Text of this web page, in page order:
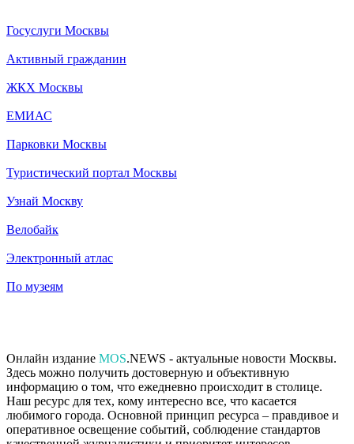
Госуслуги Москвы
Активный гражданин
ЖКХ Москвы
ЕМИАС
Парковки Москвы
Туристический портал Москвы
Узнай Москву
Велобайк
Электронный атлас
По музеям
Онлайн издание MOS.NEWS - актуальные новости Москвы.
Здесь можно получить достоверную и объективную
информацию о том, что ежедневно происходит в столице.
Наш ресурс для тех, кому интересно все, что касается
любимого города. Основной принцип ресурса – правдивое и
оперативное освещение событий, соблюдение стандартов